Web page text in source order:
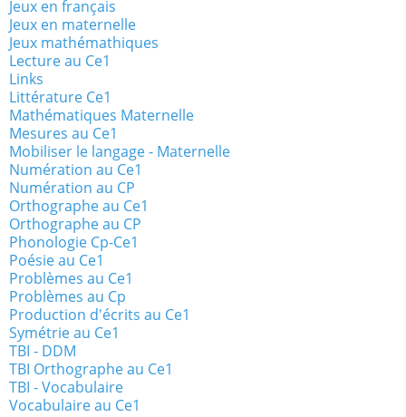
Jeux en français
Jeux en maternelle
Jeux mathémathiques
Lecture au Ce1
Links
Littérature Ce1
Mathématiques Maternelle
Mesures au Ce1
Mobiliser le langage - Maternelle
Numération au Ce1
Numération au CP
Orthographe au Ce1
Orthographe au CP
Phonologie Cp-Ce1
Poésie au Ce1
Problèmes au Ce1
Problèmes au Cp
Production d'écrits au Ce1
Symétrie au Ce1
TBI - DDM
TBI Orthographe au Ce1
TBI - Vocabulaire
Vocabulaire au Ce1